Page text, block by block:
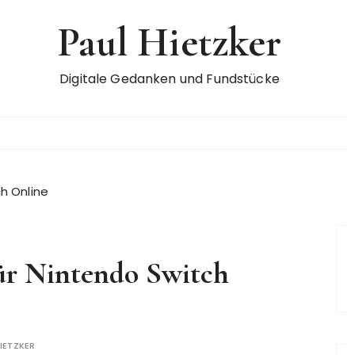
Paul Hietzker
Digitale Gedanken und Fundstücke
Online
Nintendo Switch